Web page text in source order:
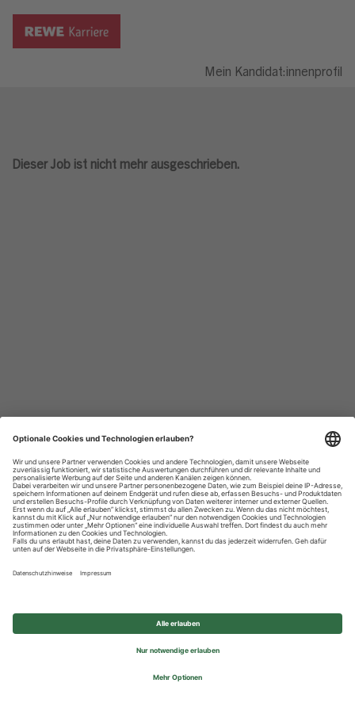
Mein Kandidat:innenprofil
Dieser Job ist nicht mehr ausgeschrieben.
Datenschutzhinweise
Impressum
Privatsphäre-Einstellungen
© 2026 REWE Group - All rights reserved